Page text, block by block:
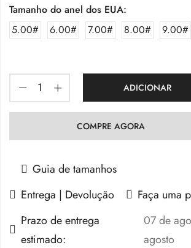
Tamanho do anel dos EUA:
5.00#
6.00# 7.00# 8.00# 9.00#
ADICIONAR
COMPRE AGORA
Guia de tamanhos
Entrega | Devolução
Faça uma
Prazo de entrega
estimado:
07 de
agosto